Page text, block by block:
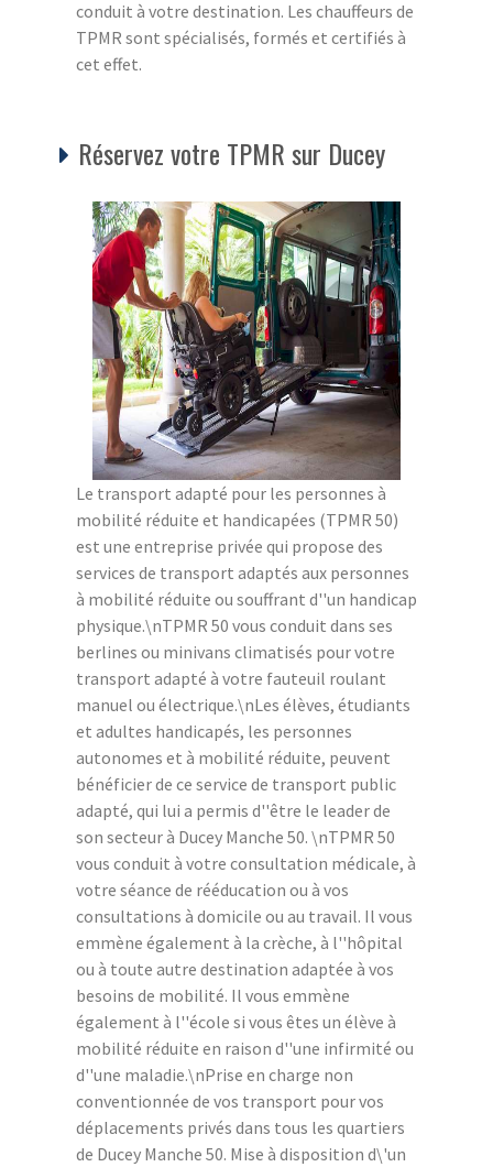
conduit à votre destination. Les chauffeurs de
TPMR sont spécialisés, formés et certifiés à
cet effet.
Réservez votre TPMR sur Ducey
Le transport adapté pour les personnes à
mobilité réduite et handicapées (TPMR 50)
est une entreprise privée qui propose des
services de transport adaptés aux personnes
à mobilité réduite ou souffrant d''un handicap
physique.\nTPMR 50 vous conduit dans ses
berlines ou minivans climatisés pour votre
transport adapté à votre fauteuil roulant
manuel ou électrique.\nLes élèves, étudiants
et adultes handicapés, les personnes
autonomes et à mobilité réduite, peuvent
bénéficier de ce service de transport public
adapté, qui lui a permis d''être le leader de
son secteur à Ducey Manche 50. \nTPMR 50
vous conduit à votre consultation médicale, à
votre séance de rééducation ou à vos
consultations à domicile ou au travail. Il vous
emmène également à la crèche, à l''hôpital
ou à toute autre destination adaptée à vos
besoins de mobilité. Il vous emmène
également à l''école si vous êtes un élève à
mobilité réduite en raison d''une infirmité ou
d''une maladie.\nPrise en charge non
conventionnée de vos transport pour vos
déplacements privés dans tous les quartiers
de Ducey Manche 50. Mise à disposition d\'un